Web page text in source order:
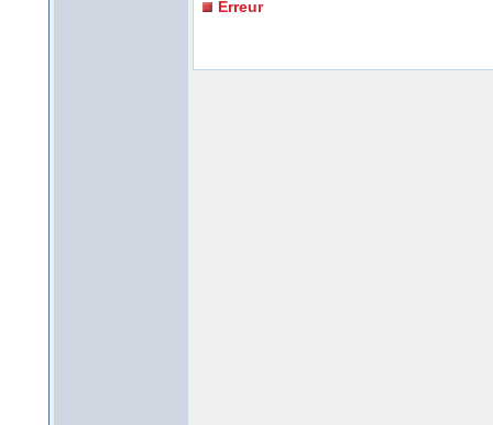
Erreur